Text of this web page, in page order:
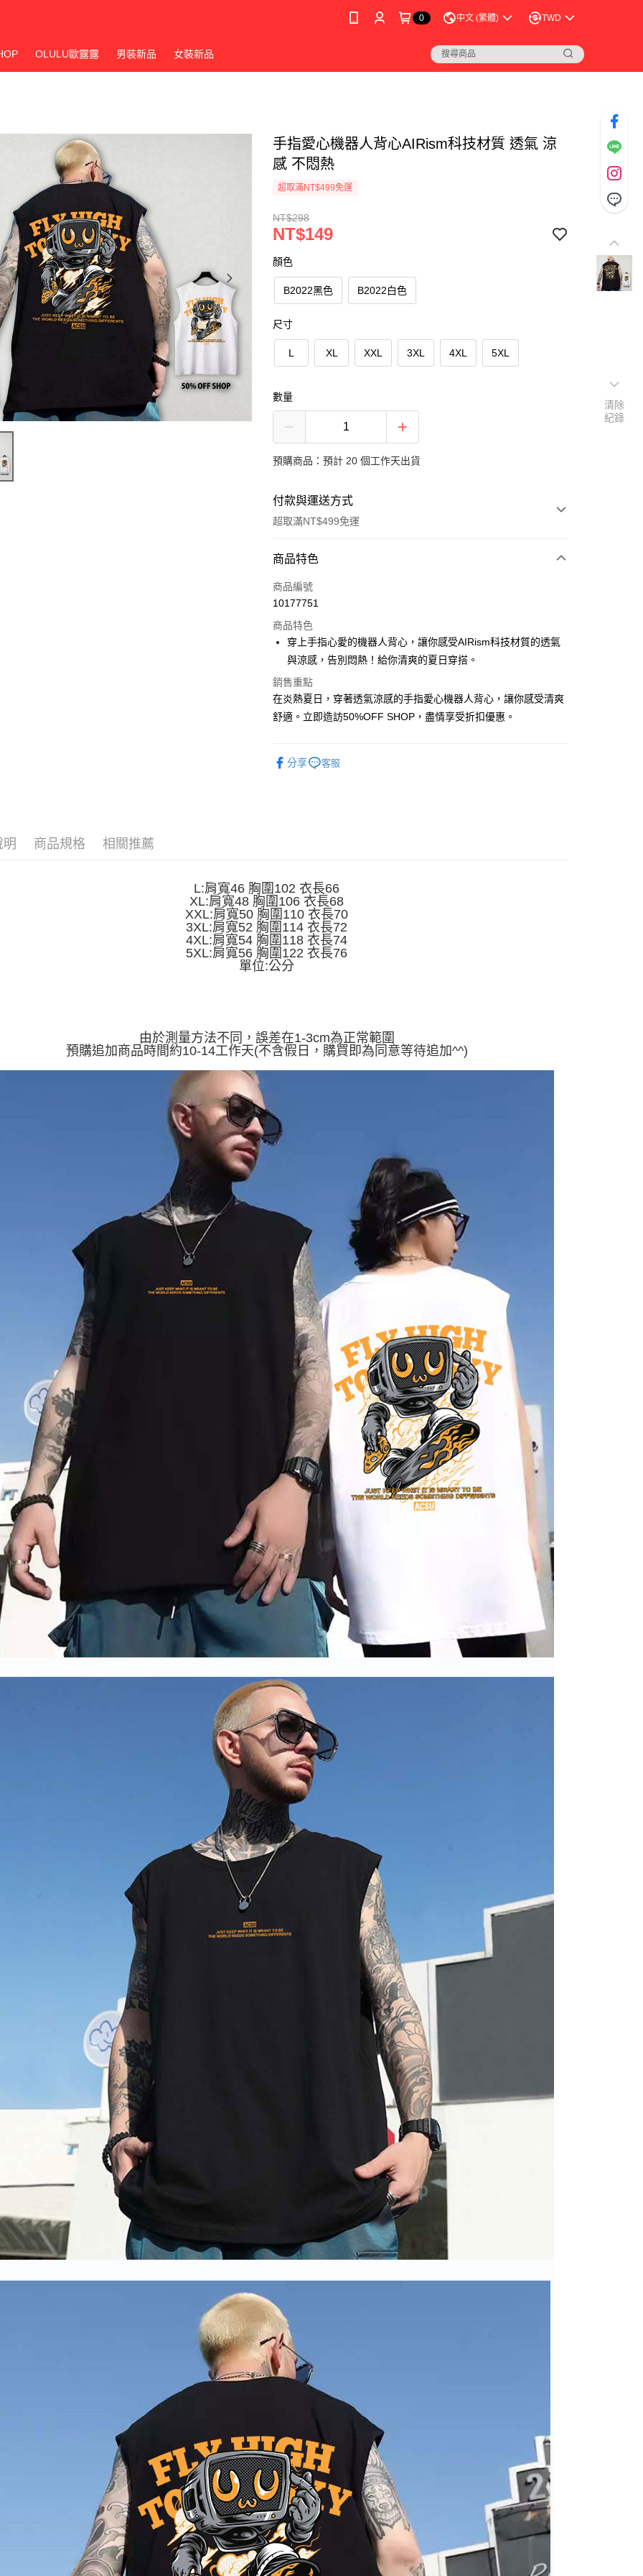
0 中文 (繁體) TWD
OLULU歐露露 男裝新品 女裝新品
手指愛心機器人背心AIRism科技材質 透氣 涼
感 不悶熱
超取滿NT$499免運
NT$298
NT$149
顏色
B2022黑色 B2022白色
尺寸
L XL XXL 3XL 4XL 5XL
數量
預購商品：預計 20 個工作天出貨
付款與運送方式
超取滿NT$499免運
付款方式
信用卡一次付款
LINE Pay
Apple Pay
街口支付
悠遊付
全盈+PAY
完成交易。
3.實際核准額度、可分期數及費用金額請依後續交易確認頁面所載為準。
4.訂單成立30分鐘內，如未前往確認交易或遇審核未通過，訂單將自動取
消。如遇「轉專審核」未通過狀況，表示未達大哥付你分期系統評分，恕
無法說明評估內容。
【繳款方式說明】
1.分期款項不併入電信帳單，「大哥付你分期」於每月結算日後寄送繳費提
醒簡訊。
1.本服務係由「台灣大哥大股份有限公司」（以下簡稱本公司）所提供，讓
用戶於交易時，得透過本服務購買商品或服務，並由商店將買賣／分期付
款買賣價金債權讓與本公司後，依約使用本公司帳單繳交帳款。
AFTEE先享後付是「在收到商品之後才付款」的支付方式。 讓您購物簡單
便利好安心！
１．簡單：不需註冊會員、不需綁卡、不需儲值。
２．便利：只要手機號碼，簡訊認證，即可結帳。
３．安心：先確認商品／服務後，再付款。
【「AFTEE先享後付」結帳流程】
１．於結帳方式選擇「AFTEE先享後付」後，將跳轉至「AFTEE先享後
※ 請注意：結帳手續完成當下不需立刻繳費，但若您需要取消訂單，請聯
絡購買商品的店家。未經商家同意取消之訂單仍視為有效，需透過AFTEE
【注意事項】
１．透過由恩沛科技股份有限公司提供之「AFTEE先享後付」服務完成之
交易，需依本服務之必要範圍內提供個人資料，並將交易相關給付款項請
求債權轉讓予恩沛科技股份有限公司。
２．關於個人資料處理事宜，請瀏覽以下網址：
https://aftee.tw/terms/#terms3
３．未成年的使用者請事先徵得法定代理人或監護人之同意方可使用
「AFTEE先享後付」，若未經同意申辦者引起之損失，本公司不負相關責
４．使用「AFTEE先享後付」時，將依據個別帳號之用戶狀況，依本公司
即時審查核予不同之上限額度；若仍有額度不足之情形，本公司將視審查
結果請求用戶進行身份認證。
５．嚴禁一人註冊多個帳號或使用他人資訊註冊。若發現惡意使用之情
形，恩沛科技股份有限公司將有權停止該用戶之使用額度並採取法律行
動。
ATM付款
運送方式
全家取貨付款
每筆NT$45
7-11取貨付款
每筆NT$45，滿NT$499(含以上)免運費
宅配
每筆NT$70，滿NT$499(含以上)免運費
商品特色
商品編號
10177751
商品特色
穿上手指心愛的機器人背心，讓你感受AIRism科技材質的透氣
與涼感，告別悶熱！給你清爽的夏日穿搭。
銷售重點
在炎熱夏日，穿著透氣涼感的手指愛心機器人背心，讓你感受清爽
舒適。立即造訪50%OFF SHOP，盡情享受折扣優惠。
分享 客服
明 商品規格 相關推薦
L:肩寬46 胸圍102 衣長66
XL:肩寬48 胸圍106 衣長68
XXL:肩寬50 胸圍110 衣長70
3XL:肩寬52 胸圍114 衣長72
4XL:肩寬54 胸圍118 衣長74
5XL:肩寬56 胸圍122 衣長76
單位:公分
由於測量方法不同，誤差在1-3cm為正常範圍
預購追加商品時間約10-14工作天(不含假日，購買即為同意等待追加^^)
清除
紀錄